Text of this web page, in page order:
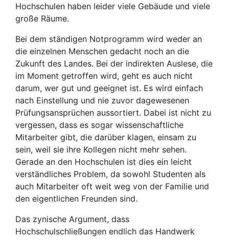
Hochschulen haben leider viele Gebäude und viele
große Räume.
Bei dem ständigen Notprogramm wird weder an
die einzelnen Menschen gedacht noch an die
Zukunft des Landes. Bei der indirekten Auslese, die
im Moment getroffen wird, geht es auch nicht
darum, wer gut und geeignet ist. Es wird einfach
nach Einstellung und nie zuvor dagewesenen
Prüfungsansprüchen aussortiert. Dabei ist nicht zu
vergessen, dass es sogar wissenschaftliche
Mitarbeiter gibt, die darüber klagen, einsam zu
sein, weil sie ihre Kollegen nicht mehr sehen.
Gerade an den Hochschulen ist dies ein leicht
verständliches Problem, da sowohl Studenten als
auch Mitarbeiter oft weit weg von der Familie und
den eigentlichen Freunden sind.
Das zynische Argument, dass
Hochschulschließungen endlich das Handwerk